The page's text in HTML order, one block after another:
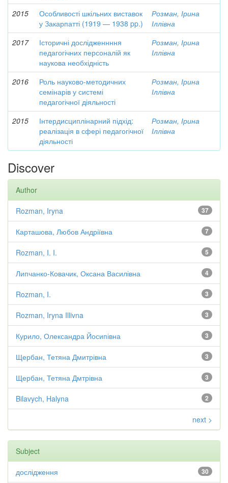
2015
Особливості шкільних виставок
у Закарпатті (1919 — 1938 pp.)
Розман, Ірина
Іллівна
2017
Історичні дослідженнння
педагогічних персоналій як
наукова необхідність
Розман, Ірина
Іллівна
2016
Роль науково-методичних
семінарів у системі
педагогічної діяльності
Розман, Ірина
Іллівна
2015
Інтердисциплінарний підхід:
реалізація в сфері педагогічної
діяльності
Розман, Ірина
Іллівна
Discover
Author
37
Rozman, Iryna
7
Карташова, Любов Андріївна
5
Rozman, I. I.
4
Липчанко-Ковачик, Оксана Василівна
3
Rozman, I.
3
Rozman, Iryna Illivna
3
Курило, Олександра Йосипівна
3
Щербан, Тетяна Дмитрівна
3
Щербан, Тетяна Дмтрівна
2
Bilavych, Halyna
next >
Subject
30
дослідження